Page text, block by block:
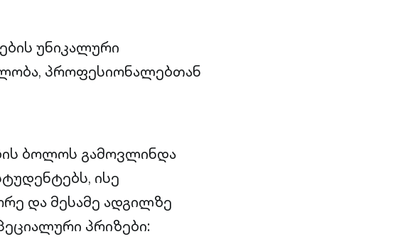
უნიკალური
პროფესიონალებთან
ბოლოს გამოვლინდა
ისე
და მესამე ადგილზე
პრიზები: